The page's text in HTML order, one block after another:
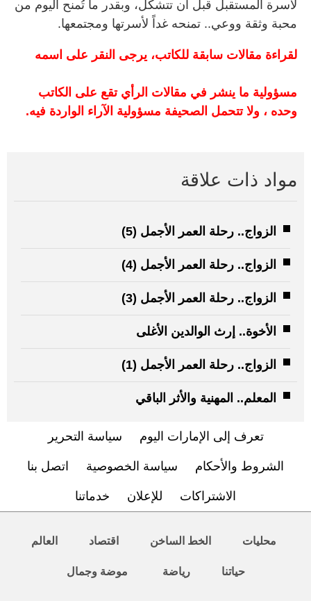
لأسرة المستقبل قبل أن تتشكل، وبقدر ما تُمنح اليوم من
محبة وثقة ووعي.. تمنحه غداً لأسرتها ومجتمعها.
لقراءة مقالات سابقة للكاتب، يرجى النقر على اسمه
مسؤولية ما ينشر في مقالات الرأي تقع على الكاتب
وحده ، ولا تتحمل الصحيفة مسؤولية الآراء الواردة فيه.
مواد ذات علاقة
الزواج.. رحلة العمر الأجمل (5)
الزواج.. رحلة العمر الأجمل (4)
الزواج.. رحلة العمر الأجمل (3)
الأخوة.. إرث الوالدين الأغلى
الزواج.. رحلة العمر الأجمل (1)
المعلم.. المهنية والأثر الباقي
تعرف إلى الإمارات اليوم سياسة التحرير
الشروط والأحكام سياسة الخصوصية اتصل بنا
الاشتراكات للإعلان خدماتنا
محليات الخط الساخن اقتصاد العالم
حياتنا رياضة موضة وجمال